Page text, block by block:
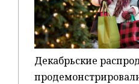
Декабрьские